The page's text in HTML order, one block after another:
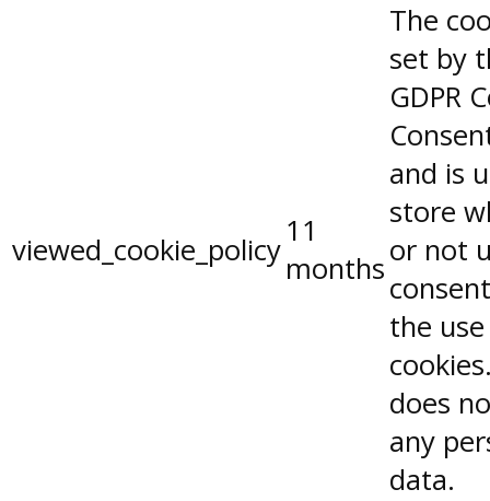
viewed_cookie_policy
11
months
The
set by
GDPR
and is
store
or not
the
does
any
data.